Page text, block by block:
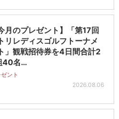
月のプレゼント】「第17回
リレディスゴルフトーナメ
」観戦招待券を4日間合計2
40名…
ント
2026.08.06